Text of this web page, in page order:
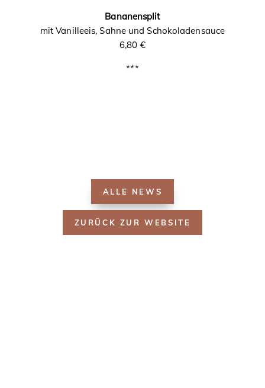
Bananensplit
mit Vanilleeis, Sahne und Schokoladensauce
6,80 €
***
ALLE NEWS
ZURÜCK ZUR WEBSITE